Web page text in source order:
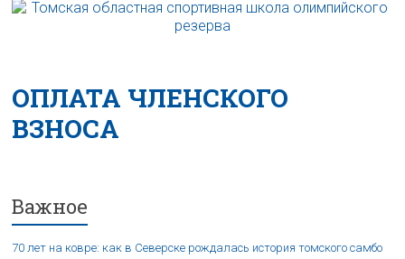
ОПЛАТА ЧЛЕНСКОГО
ВЗНОСА
Важное
70 лет на ковре: как в Северске рождалась история томского самбо